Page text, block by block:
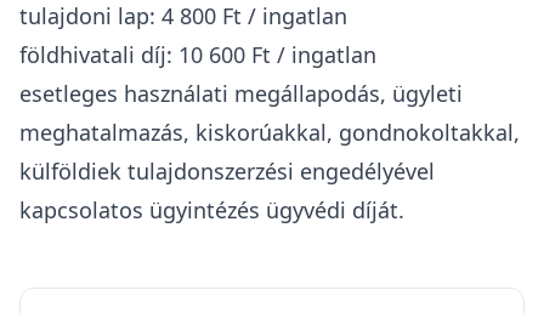
tulajdoni lap: 4 800 Ft / ingatlan
földhivatali díj: 10 600 Ft / ingatlan
esetleges használati megállapodás, ügyleti
meghatalmazás, kiskorúakkal, gondnokoltakkal,
külföldiek tulajdonszerzési engedélyével
kapcsolatos ügyintézés ügyvédi díját.